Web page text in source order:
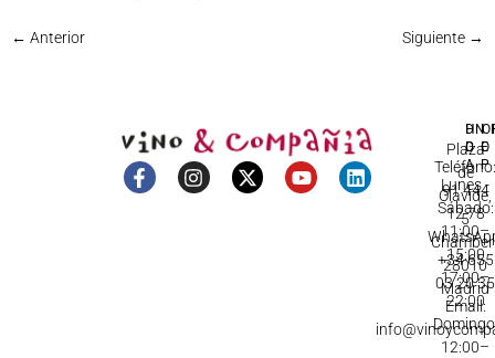
← Anterior Siguiente →
Plaza
de
Olavide,
5
28010
Madrid
DE
Lunes -
Sábado:
11:00–
15:00
17:00–
22:00
12:00–
91 444
12 78
+34 655
03 20 35
Email: